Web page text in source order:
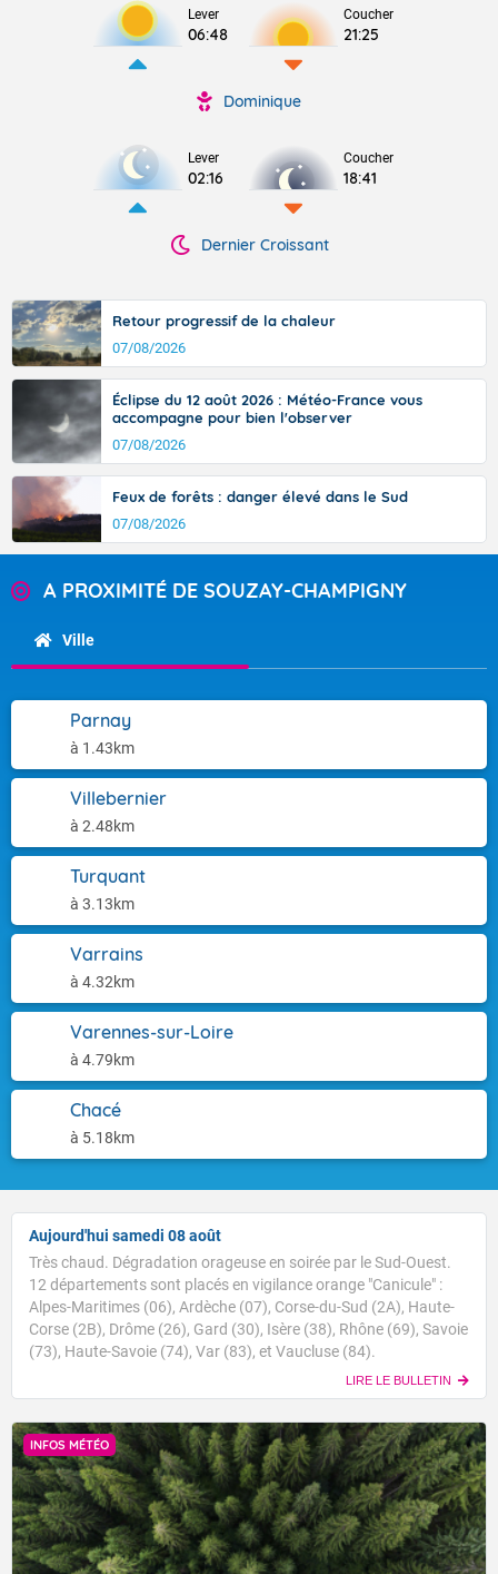
Lever
06:48
Coucher
21:25
Dominique
Lever
02:16
Coucher
18:41
Dernier Croissant
Retour progressif de la chaleur
07/08/2026
Éclipse du 12 août 2026 : Météo-France vous
accompagne pour bien l'observer
07/08/2026
Feux de forêts : danger élevé dans le Sud
07/08/2026
A PROXIMITÉ DE SOUZAY-CHAMPIGNY
Ville
Parnay
à 1.43km
Villebernier
à 2.48km
Turquant
à 3.13km
Varrains
à 4.32km
Varennes-sur-Loire
à 4.79km
Chacé
à 5.18km
Aujourd'hui samedi 08 août
Très chaud. Dégradation orageuse en soirée par le Sud-Ouest.
12 départements sont placés en vigilance orange "Canicule" :
Alpes-Maritimes (06), Ardèche (07), Corse-du-Sud (2A), Haute-
Corse (2B), Drôme (26), Gard (30), Isère (38), Rhône (69), Savoie
(73), Haute-Savoie (74), Var (83), et Vaucluse (84).
LIRE LE BULLETIN
INFOS MÉTÉO